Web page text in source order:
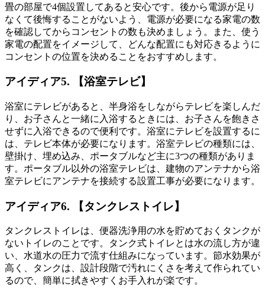
畳の部屋で4個設置してあると安心です。後から電源が足り
なくて後悔することがないよう、電源が必要になる家電の数
を確認してからコンセントの数も決めましょう。また、使う
家電の配置をイメージして、どんな配置にも対応きるように
コンセントの位置を決めることをおすすめします。
アイディア5. 【浴室テレビ】
浴室にテレビがあると、 半身浴をしながらテレビを楽しんだ
り、お子さんと一緒に入浴するときには、お子さんを飽きさ
せずに入浴できるので便利 です。浴室にテレビを設置するに
は、テレビ本体が必要になります。浴室テレビの種類には、
壁掛け、埋め込み、ポータブルなど主に3つの種類がありま
す。ポータブル以外の浴室テレビは、建物のアンテナから浴
室テレビにアンテナを接続する設置工事が必要になります。
アイディア6. 【タンクレストイレ】
タンクレストイレは、 便器洗浄用の水を貯めておくタンクが
ないトイレのことです。タンク式トイレとは水の流し方が違
い、水道水の圧力で流す仕組みになっています。節水効果が
高く、タンクは、設計段階で汚れにくさを考えて作られてい
るので、 簡単に拭きやすくお手入れが楽です。